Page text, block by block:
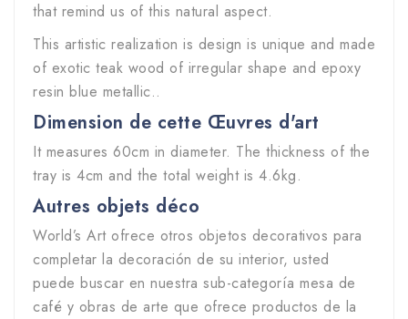
that remind us of this natural aspect.
This artistic realization is design is unique and made
of exotic teak wood of irregular shape and epoxy
resin blue metallic..
Dimension de cette Œuvres d'art
It measures 60cm in diameter. The thickness of the
tray is 4cm and the total weight is 4.6kg.
Autres objets déco
World’s Art ofrece otros objetos decorativos para
completar la decoración de su interior, usted
puede buscar en nuestra sub-categoría mesa de
café y obras de arte que ofrece productos de la